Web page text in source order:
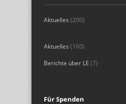
Aktuelles (200)
Aktuelles (160)
Berichte über LE (7)
Für Spenden